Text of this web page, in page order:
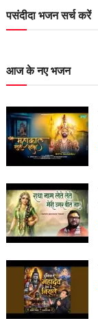
पसंदीदा भजन सर्च करें
आज के नए भजन